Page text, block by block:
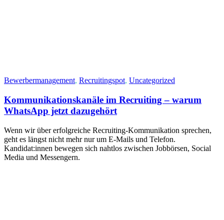
Bewerbermanagement, Recruitingspot, Uncategorized
Kommunikationskanäle im Recruiting – warum
WhatsApp jetzt dazugehört
Wenn wir über erfolgreiche Recruiting-Kommunikation sprechen,
geht es längst nicht mehr nur um E‑Mails und Telefon.
Kandidat:innen bewegen sich nahtlos zwischen Jobbörsen, Social
Media und Messengern.